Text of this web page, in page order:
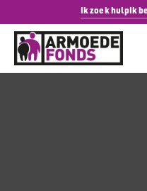
Ik zoek hulpIk